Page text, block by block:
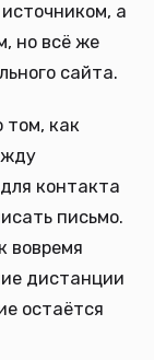
а
но всё же
сайта.
том, как
контакта
письмо.
вовремя
дистанции
остаётся